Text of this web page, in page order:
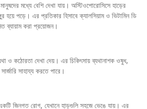
মধ্যে বেশি দেখা যায়। অস্টিওপোরোসিসে হাড়ের
হয়ে পড়ে। এর প্রতিকার হিসাবে ক্যালসিয়াম ও ভিটামিন ডি
ব্যায়াম করা প্রয়োজন।
ও কঠোরতা দেখা দেয়। এর চিকিৎসায় ব্যথানাশক ওষুধ,
সাহায্য করতে পারে।
একটি জিনগত রোগ, যেখানে হাড়গুলি সহজে ভেঙে যায়। এর